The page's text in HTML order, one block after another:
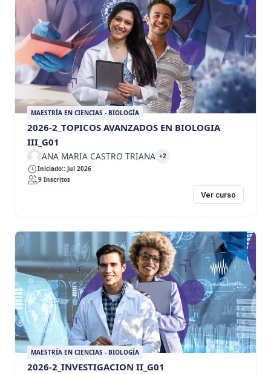
MAESTRÍA EN CIENCIAS - BIOLOGÍA
2026-2_TOPICOS AVANZADOS EN BIOLOGIA
III_G01
ANA MARIA CASTRO TRIANA +2
Iniciado:: Jul 2026
9 Inscritos
Ver curso
MAESTRÍA EN CIENCIAS - BIOLOGÍA
2026-2_INVESTIGACION II_G01